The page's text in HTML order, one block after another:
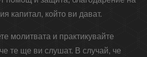
капитал, който ви дават.
молитвата и практикувайте
те ще ви слушат. В случай, че